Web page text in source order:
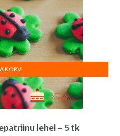
lehel – 5 tk
KORVI